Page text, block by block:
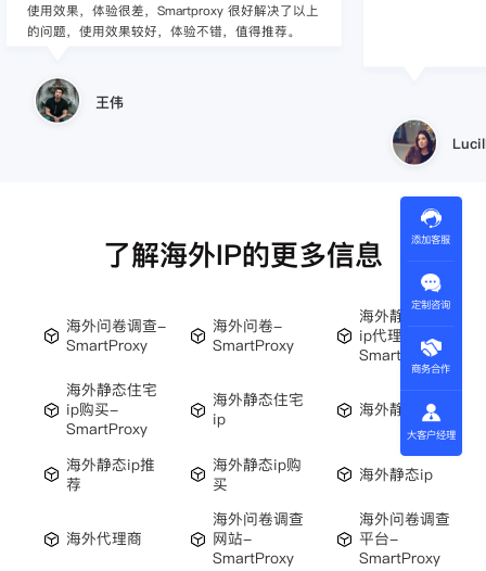
使用效果，体验很差，Smartproxy 很好解决了以上
的问题，使用效果较好，体验不错，值得推荐。
王伟
了解海外IP的更多信息
海外问卷调查-
SmartProxy
海外问卷-
SmartProxy
海外静态住宅
ip代理-
SmartProxy
海外静态住宅
ip购买-
SmartProxy
海外静态住宅
ip
海外静态
海外静态ip推
荐
海外静态ip购
买
海外静态ip
海外代理商
海外问卷调查
网站-
SmartProxy
海外问卷调查
平台-
SmartProxy
添加客服
定制咨询
商务合作
大客户经理